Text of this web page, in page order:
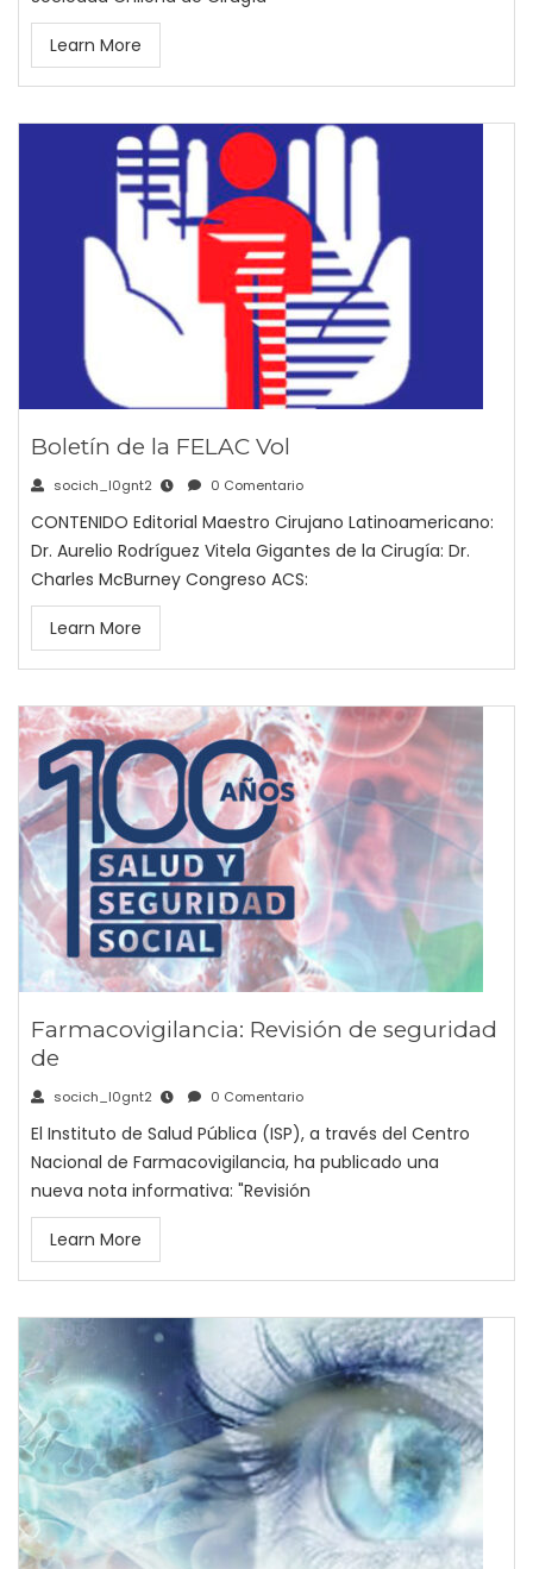
Learn More
Boletín de la FELAC Vol
socich_l0gnt2 0 Comentario
CONTENIDO Editorial Maestro Cirujano Latinoamericano:
Dr. Aurelio Rodríguez Vitela Gigantes de la Cirugía: Dr.
Charles McBurney Congreso ACS:
Learn More
Farmacovigilancia: Revisión de seguridad
de
socich_l0gnt2 0 Comentario
El Instituto de Salud Pública (ISP), a través del Centro
Nacional de Farmacovigilancia, ha publicado una
nueva nota informativa: "Revisión
Learn More